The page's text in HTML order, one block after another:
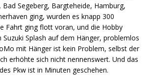
Segeberg, Bargteheide, Hamburg,
ging, wurden es knapp 300
Fahrt ging flott voran, und die Hobby
Suzuki Splash auf dem Hänger, problemlos
mit Hänger ist kein Problem, selbst der
erhöhte sich nicht nennenswert. Und das
Pkw ist in Minuten geschehen.